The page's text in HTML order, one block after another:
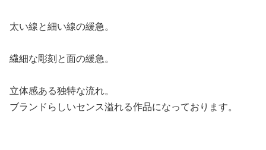
太い線と細い線の緩急。
繊細な彫刻と面の緩急。
立体感ある独特な流れ。
ブランドらしいセンス溢れる作品になっております。